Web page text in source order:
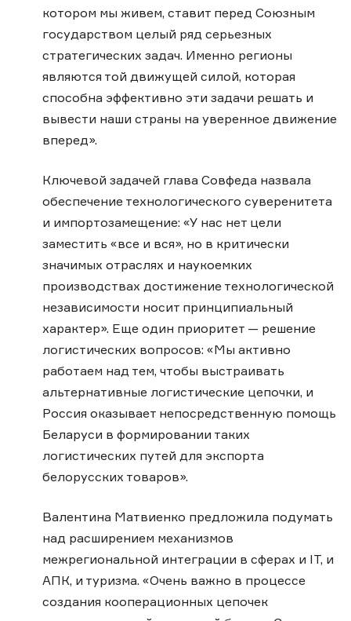
котором мы живем, ставит перед Союзным
государством целый ряд серьезных
стратегических задач. Именно регионы
являются той движущей силой, которая
способна эффективно эти задачи решать и
вывести наши страны на уверенное движение
вперед».
Ключевой задачей глава Совфеда назвала
обеспечение технологического суверенитета
и импортозамещение: «У нас нет цели
заместить «все и вся», но в критически
значимых отраслях и наукоемких
производствах достижение технологической
независимости носит принципиальный
характер». Еще один приоритет — решение
логистических вопросов: «Мы активно
работаем над тем, чтобы выстраивать
альтернативные логистические цепочки, и
Россия оказывает непосредственную помощь
Беларуси в формировании таких
логистических путей для экспорта
белорусских товаров».
Валентина Матвиенко предложила подумать
над расширением механизмов
межрегиональной интеграции в сферах и IT, и
АПК, и туризма. «Очень важно в процессе
создания кооперационных цепочек